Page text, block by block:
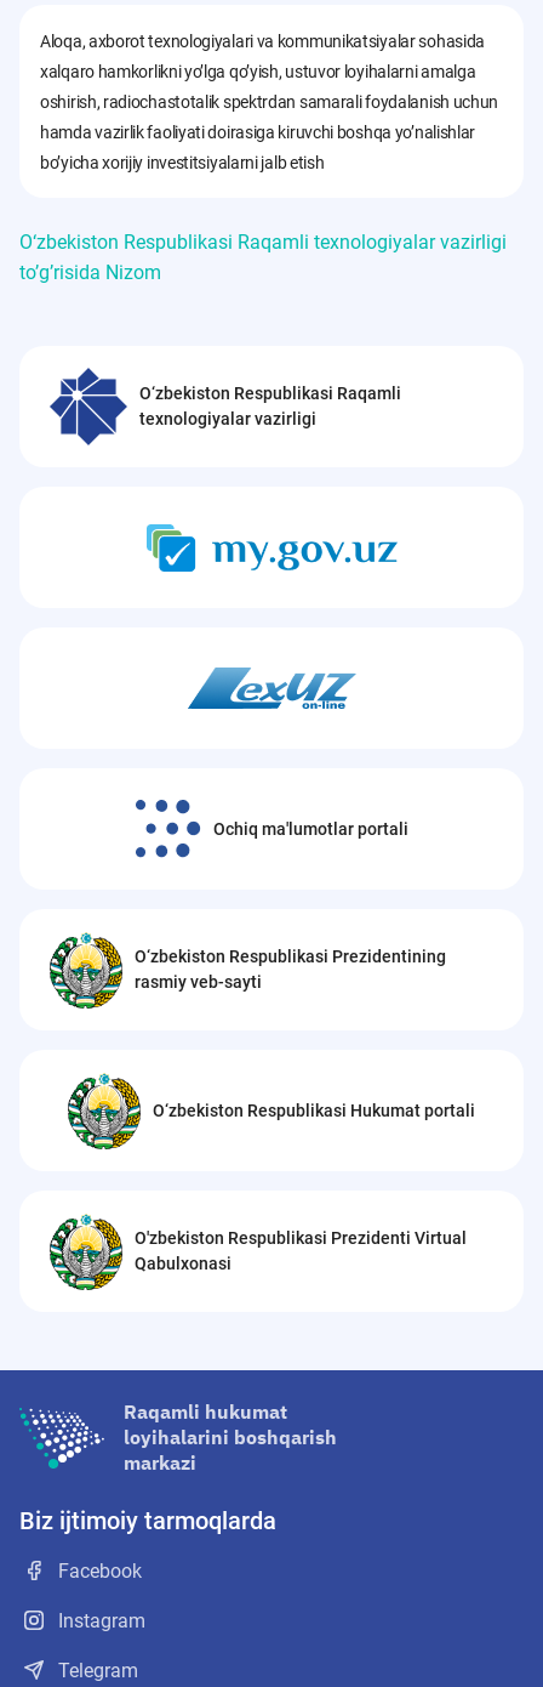
Aloqa, axborot texnologiyalari va kommunikatsiyalar sohasida
xalqaro hamkorlikni yoʼlga qoʼyish, ustuvor loyihalarni amalga
oshirish, radiochastotalik spektrdan samarali foydalanish uchun
hamda vazirlik faoliyati doirasiga kiruvchi boshqa yoʼnalishlar
boʼyicha xorijiy investitsiyalarni jalb etish
O‘zbekiston Respublikasi Raqamli texnologiyalar vazirligi
toʼgʼrisida Nizom
O‘zbekiston Respublikasi Raqamli
texnologiyalar vazirligi
Ochiq ma'lumotlar portali
O‘zbekiston Respublikasi Prezidentining
rasmiy veb-sayti
O‘zbekiston Respublikasi Hukumat portali
O'zbekiston Respublikasi Prezidenti Virtual
Qabulxonasi
Raqamli hukumat
loyihalarini boshqarish
markazi
Biz ijtimoiy tarmoqlarda
Facebook
Instagram
Telegram